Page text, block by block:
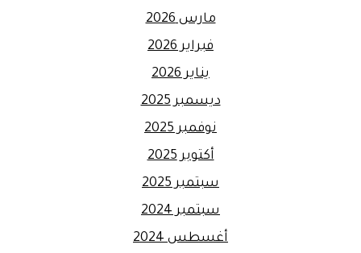
مارس 2026
فبراير 2026
يناير 2026
ديسمبر 2025
نوفمبر 2025
أكتوبر 2025
سبتمبر 2025
سبتمبر 2024
أغسطس 2024